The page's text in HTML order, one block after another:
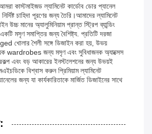
কাস্টমাইজড ল্যামিনেট কার্ডোব ডোর প্যানেল
চাহিদা পূরণের জন্য তৈরি।আমাদের ল্যামিনেট
উচ্চ মানের অ্যালুমিনিয়াম প্রান্ত স্ট্রিপ ব্যান্ডিং
মসৃণ সমাপ্তির জন্য বৈশিষ্ট্য. প্রতিটি দরজা
খোলার শৈলী সঙ্গে ডিজাইন করা হয়, উভয়
wardrobes জন্য মসৃণ এবং সুবিধাজনক অ্যাক্সেস
এবং বড় আকারের ইনস্টলেশনের জন্য উভয়ই
বিশ্বাস করুন প্রিমিয়াম ল্যামিনেট
জন্য যা কার্যকারিতাকে মার্জিত ডিজাইনের সাথে